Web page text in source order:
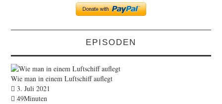
EPISODEN
Wie man in einem Luftschiff auflegt
3. Juli 2021
49Minuten